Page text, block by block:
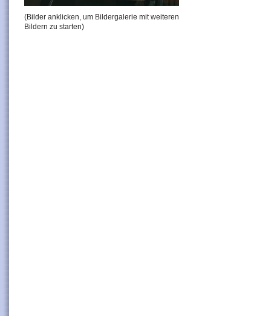
(Bilder anklicken, um Bildergalerie mit weiteren
Bildern zu starten)